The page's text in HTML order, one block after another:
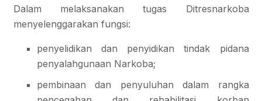
Dalam melaksanakan tugas Ditresnarkoba
menyelenggarakan fungsi:
penyelidikan dan penyidikan tindak pidana
penyalahgunaan Narkoba;
pembinaan dan penyuluhan dalam rangka